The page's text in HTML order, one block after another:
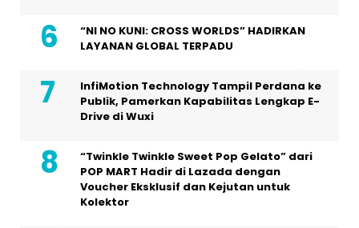
“NI NO KUNI: CROSS WORLDS” HADIRKAN
LAYANAN GLOBAL TERPADU
InfiMotion Technology Tampil Perdana ke
Publik, Pamerkan Kapabilitas Lengkap E-
Drive di Wuxi
“Twinkle Twinkle Sweet Pop Gelato” dari
POP MART Hadir di Lazada dengan
Voucher Eksklusif dan Kejutan untuk
Kolektor